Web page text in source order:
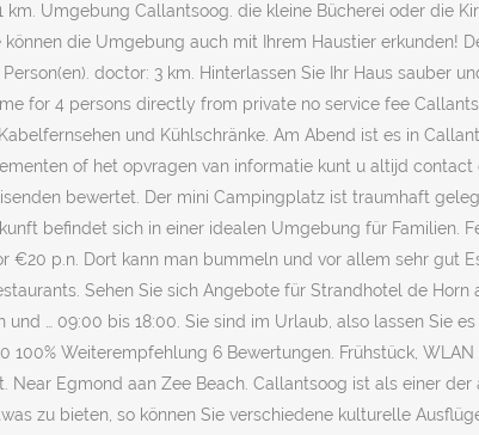
km. Umgebung Callantsoog. die kleine Bücherei oder die
können die Umgebung auch mit Ihrem Haustier
doctor: 3 km. Hinterlassen Sie Ihr Haus
for 4 persons directly from private no service fee
und Kühlschränke. Am Abend ist es in
of het opvragen van informatie kunt u altijd
bewertet. Der mini Campingplatz ist traumhaft
befindet sich in einer idealen Umgebung für Familien.
€20 p.n. Dort kann man bummeln und vor allem sehr gut
Sehen Sie sich Angebote für Strandhotel de
und … 09:00 bis 18:00. Sie sind im Urlaub, also lassen Sie
100% Weiterempfehlung 6 Bewertungen. Frühstück,
Near Egmond aan Zee Beach. Callantsoog ist als einer
zu bieten, so können Sie verschiedene kulturelle